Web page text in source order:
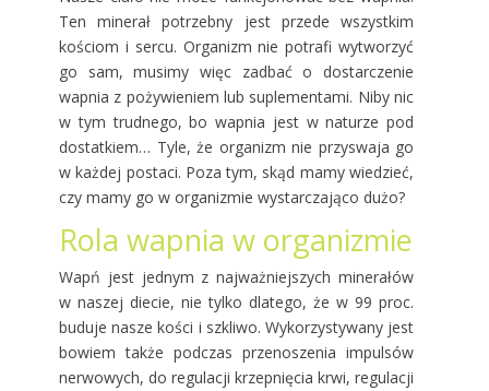
Ten minerał potrzebny jest przede wszystkim
kościom i sercu. Organizm nie potrafi wytworzyć
go sam, musimy więc zadbać o dostarczenie
wapnia z pożywieniem lub suplementami. Niby nic
w tym trudnego, bo wapnia jest w naturze pod
dostatkiem… Tyle, że organizm nie przyswaja go
w każdej postaci. Poza tym, skąd mamy wiedzieć,
czy mamy go w organizmie wystarczająco dużo?
Rola wapnia w organizmie
Wapń jest jednym z najważniejszych minerałów
w naszej diecie, nie tylko dlatego, że w 99 proc.
buduje nasze kości i szkliwo. Wykorzystywany jest
bowiem także podczas przenoszenia impulsów
nerwowych, do regulacji krzepnięcia krwi, regulacji